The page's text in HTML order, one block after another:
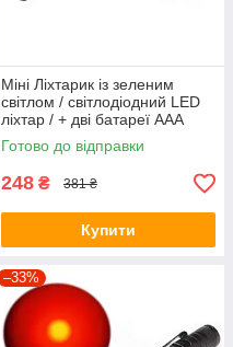
Міні Ліхтарик із зеленим
світлом / світлодіодний LED
ліхтар / + дві батареї ААА
Готово до відправки
248 ₴ 381 ₴
Купити
–33%